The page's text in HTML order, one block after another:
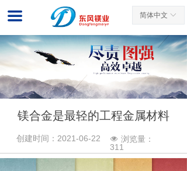
끀
网站首页
关于我们
新闻中心
产品展示
客户案例
先进工艺
ꀅ
简体中文
镁合金是最轻的工程金属材料
创建时间： 2021-06-22 넶 浏览量：
311